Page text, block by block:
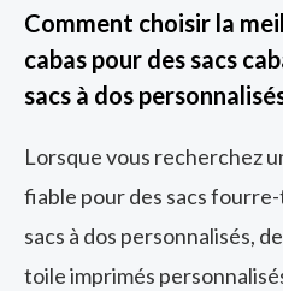
Comment choisir la
cabas pour des sacs
sacs à dos
Lorsque vous recherchez
fiable pour des sacs
sacs à dos personnalisés,
toile imprimés